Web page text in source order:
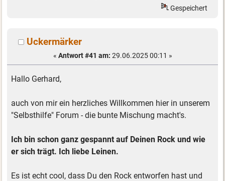
Gespeichert
Uckermärker
« Antwort #41 am: 29.06.2025 00:11 »
Hallo Gerhard,
auch von mir ein herzliches Willkommen hier in unserem
"Selbsthilfe" Forum - die bunte Mischung macht's.
Ich bin schon ganz gespannt auf Deinen Rock und wie
er sich trägt. Ich liebe Leinen.
Es ist echt cool, dass Du den Rock entworfen hast und